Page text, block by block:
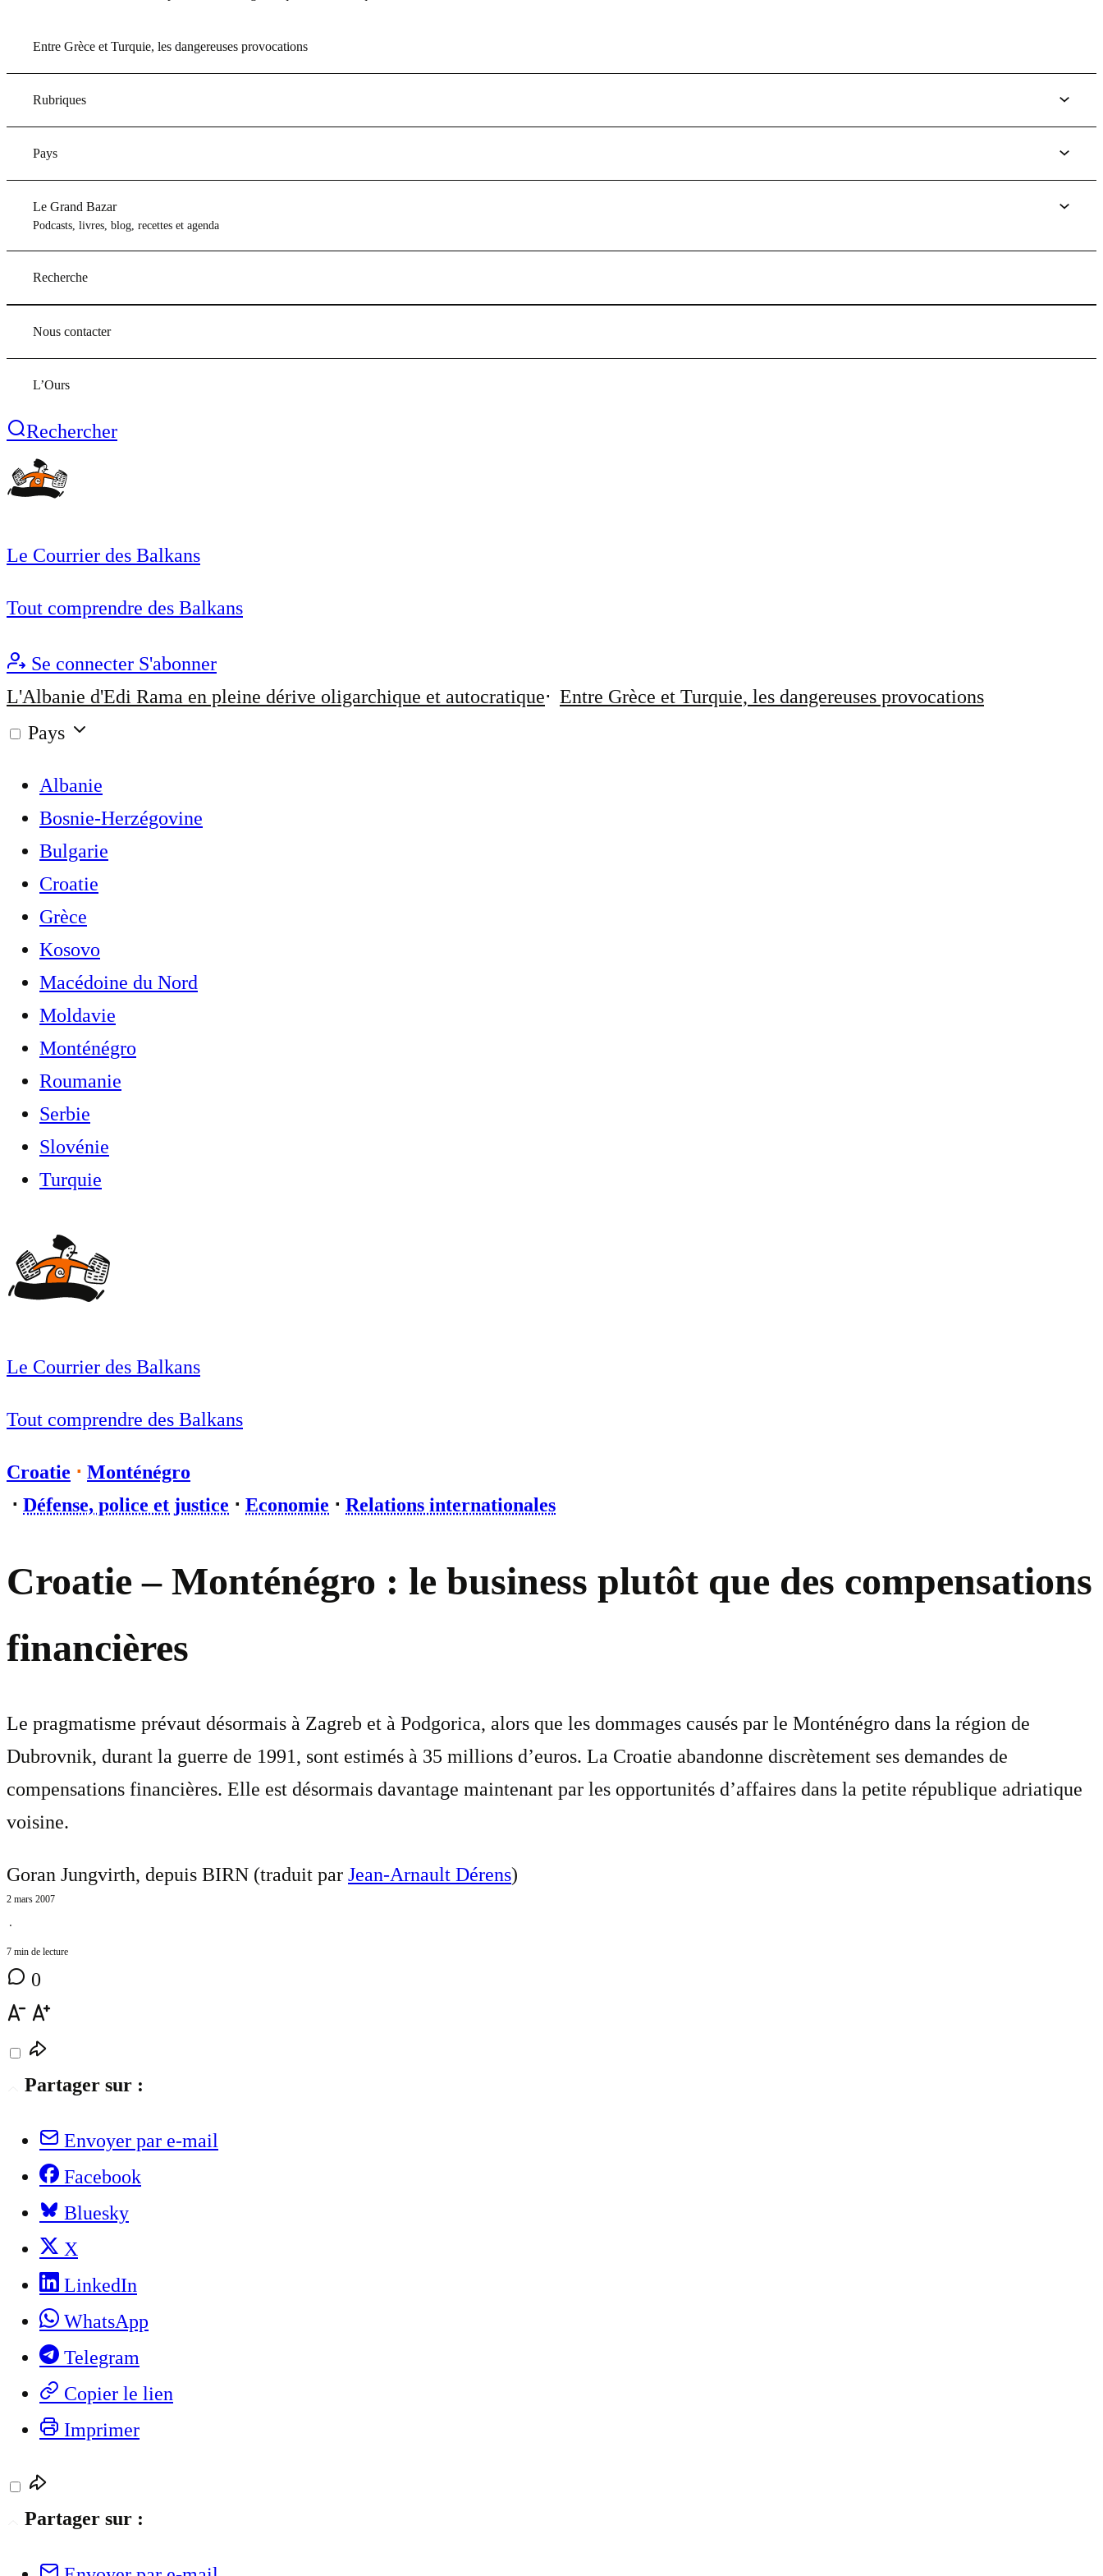
Entre Grèce et Turquie, les dangereuses provocations
Rubriques
Pays
Le Grand Bazar
Podcasts, livres, blog, recettes et agenda
Recherche
Nous contacter
L’Ours
Rechercher
Le Courrier des Balkans
Tout comprendre des Balkans
Se connecter S'abonner
L'Albanie d'Edi Rama en pleine dérive oligarchique et autocratique
Entre Grèce et Turquie, les dangereuses provocations
Pays
Albanie
Bosnie-Herzégovine
Bulgarie
Croatie
Grèce
Kosovo
Macédoine du Nord
Moldavie
Monténégro
Roumanie
Serbie
Slovénie
Turquie
Le Courrier des Balkans
Tout comprendre des Balkans
Croatie ⋅ Monténégro
⋅ Défense, police et justice ⋅ Economie ⋅ Relations internationales
Croatie – Monténégro : le business plutôt que des compensations
financières
Le pragmatisme prévaut désormais à Zagreb et à Podgorica, alors que les dommages causés par le Monténégro dans la région de
Dubrovnik, durant la guerre de 1991, sont estimés à 35 millions d’euros. La Croatie abandonne discrètement ses demandes de
compensations financières. Elle est désormais davantage maintenant par les opportunités d’affaires dans la petite république adriatique
voisine.
Goran Jungvirth, depuis BIRN (traduit par Jean-Arnault Dérens)
2 mars 2007
⋅
7 min de lecture
0
Partager sur :
Envoyer par e-mail
Facebook
Bluesky
X
LinkedIn
WhatsApp
Telegram
Copier le lien
Imprimer
Partager sur :